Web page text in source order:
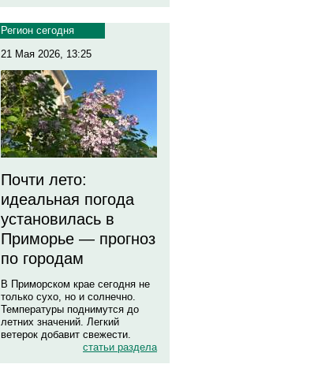
Регион сегодня
21 Мая 2026, 13:25
Почти лето:
идеальная погода
установилась в
Приморье — прогноз
по городам
В Приморском крае сегодня не
только сухо, но и солнечно.
Температуры поднимутся до
летних значений. Легкий
ветерок добавит свежести.
статьи раздела